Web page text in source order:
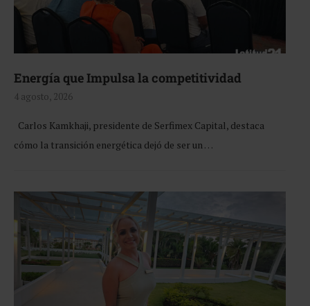
Energía que Impulsa la competitividad
4 agosto, 2026
Carlos Kamkhaji, presidente de Serfimex Capital, destaca
cómo la transición energética dejó de ser un …